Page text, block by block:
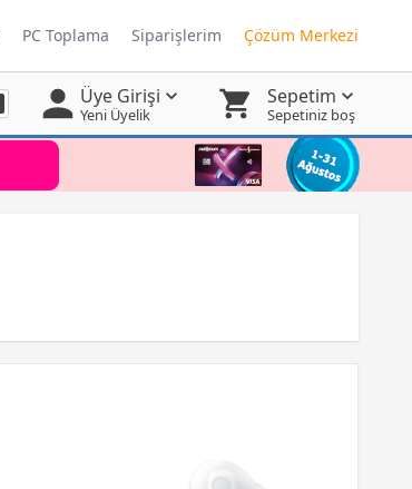
PC Toplama Siparişlerim Çözüm Merkezi
Üye Girişi
Yeni Üyelik
Sepetim
Sepetiniz boş